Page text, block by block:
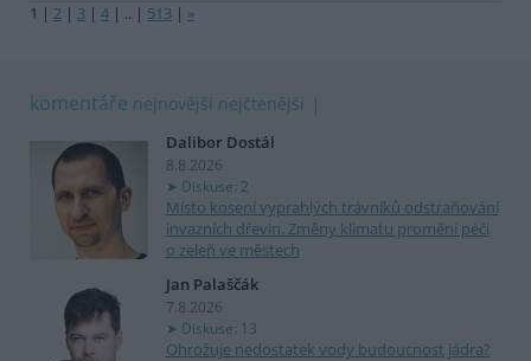
1 | 2 | 3 | 4 | .. | 513 | »
komentáře nejnovější nejčtenější
Dalibor Dostál
8.8.2026
Diskuse: 2
Místo kosení vyprahlých trávníků odstraňování
invazních dřevin. Změny klimatu promění péči
o zeleň ve městech
Jan Palaščák
7.8.2026
Diskuse: 13
Ohrožuje nedostatek vody budoucnost jádra?